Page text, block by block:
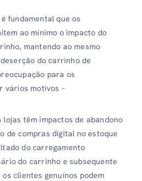
fundamental que os
ao mínimo o impacto do
mantendo ao mesmo
do carrinho de
para os
vários motivos –
lojas têm impactos de abandono
de compras digital no estoque
do carregamento
do carrinho e subsequente
os clientes genuínos podem